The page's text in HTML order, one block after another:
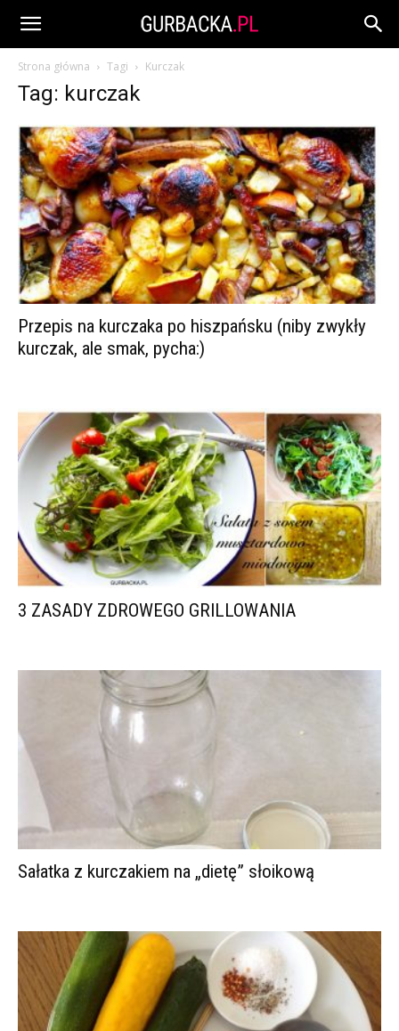
Strona główna Tagi Kurczak
Tag: kurczak
Przepis na kurczaka po hiszpańsku (niby zwykły
kurczak, ale smak, pycha:)
3 ZASADY ZDROWEGO GRILLOWANIA
Sałatka z kurczakiem na „dietę” słoikową